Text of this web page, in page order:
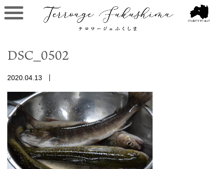
DSC_0502
2020.04.13